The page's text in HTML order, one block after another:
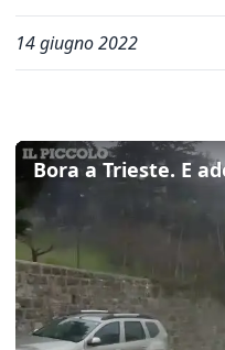
14 giugno 2022
Bora a Trieste. E